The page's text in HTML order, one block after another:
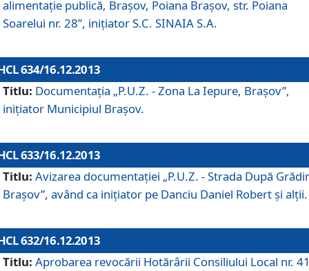
alimentaţie publică, Braşov, Poiana Braşov, str. Poiana
Soarelui nr. 28”, iniţiator S.C. SINAIA S.A.
634/16.12.2013
Titlu: Documentaţia „P.U.Z. - Zona La Iepure, Braşov”,
iniţiator Municipiul Braşov.
633/16.12.2013
Titlu: Avizarea documentaţiei „P.U.Z. - Strada După
Braşov”, având ca iniţiator pe Danciu Daniel Robert şi alţii.
632/16.12.2013
Titlu: Aprobarea revocării Hotărârii Consiliului Local nr.